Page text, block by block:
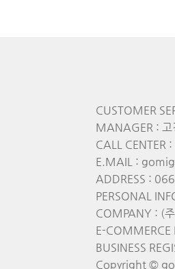
CUSTOMER
MANAGER : 고
CALL
E.MAIL :
ADDRESS :
PERSONAL
COMPANY : (
E-
BUSINESS
Copyright ©